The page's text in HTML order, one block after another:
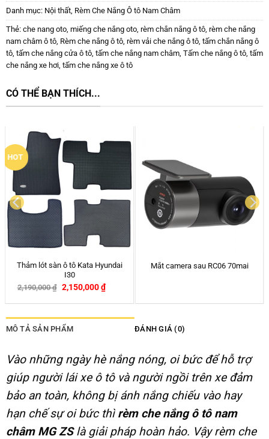
Danh mục: Nội thất, Rèm Che Nắng Ô tô Nam Châm
Thẻ: che nang oto, miếng che nắng oto, rèm chắn nắng ô tô, rèm che nắng
nam châm ô tô, Rèm che nắng ô tô, rèm vải che nắng ô tô, tấm chắn nắng ô
tô, tấm che nắng cửa ô tô, tấm che nắng nam châm, Tấm che nắng ô tô, tấm
che nắng xe hơi, tấm che nắng xe ô tô
CÓ THỂ BẠN THÍCH...
Máy bơm lốp ô tô đa năng, đo áp
suất lốp
600,000 ₫ – 650,000
Bảng Số Điện Thoại Ô tô Baseus
MÔ TẢ SẢN PHẨM ĐÁNH GIÁ (0)
Vào những ngày hè nắng nóng, oi bức để hỗ trợ
giúp người lái xe ô tô và người ngồi trên xe đảm
bảo an toàn, không bị ánh nắng chiếu vào hay
hạn chế sự oi bức thì rèm che nắng ô tô nam
châm MG ZSlà giải pháp hoàn hảo. Vậy rèm che